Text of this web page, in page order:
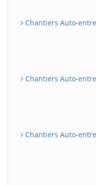
Chantiers Auto-
Chantiers Auto-
Chantiers Auto-